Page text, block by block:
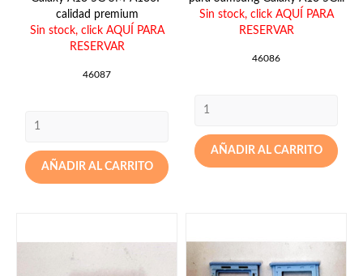
calidad premium
Sin stock, click AQUÍ PARA
RESERVAR
46087
AÑADIR AL CARRITO
Sin stock, click AQUÍ PARA
RESERVAR
46086
AÑADIR AL CARRITO